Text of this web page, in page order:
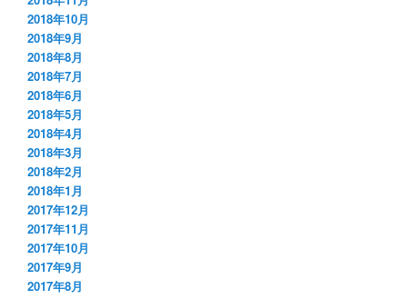
2018年10月
2018年9月
2018年8月
2018年7月
2018年6月
2018年5月
2018年4月
2018年3月
2018年2月
2018年1月
2017年12月
2017年11月
2017年10月
2017年9月
2017年8月